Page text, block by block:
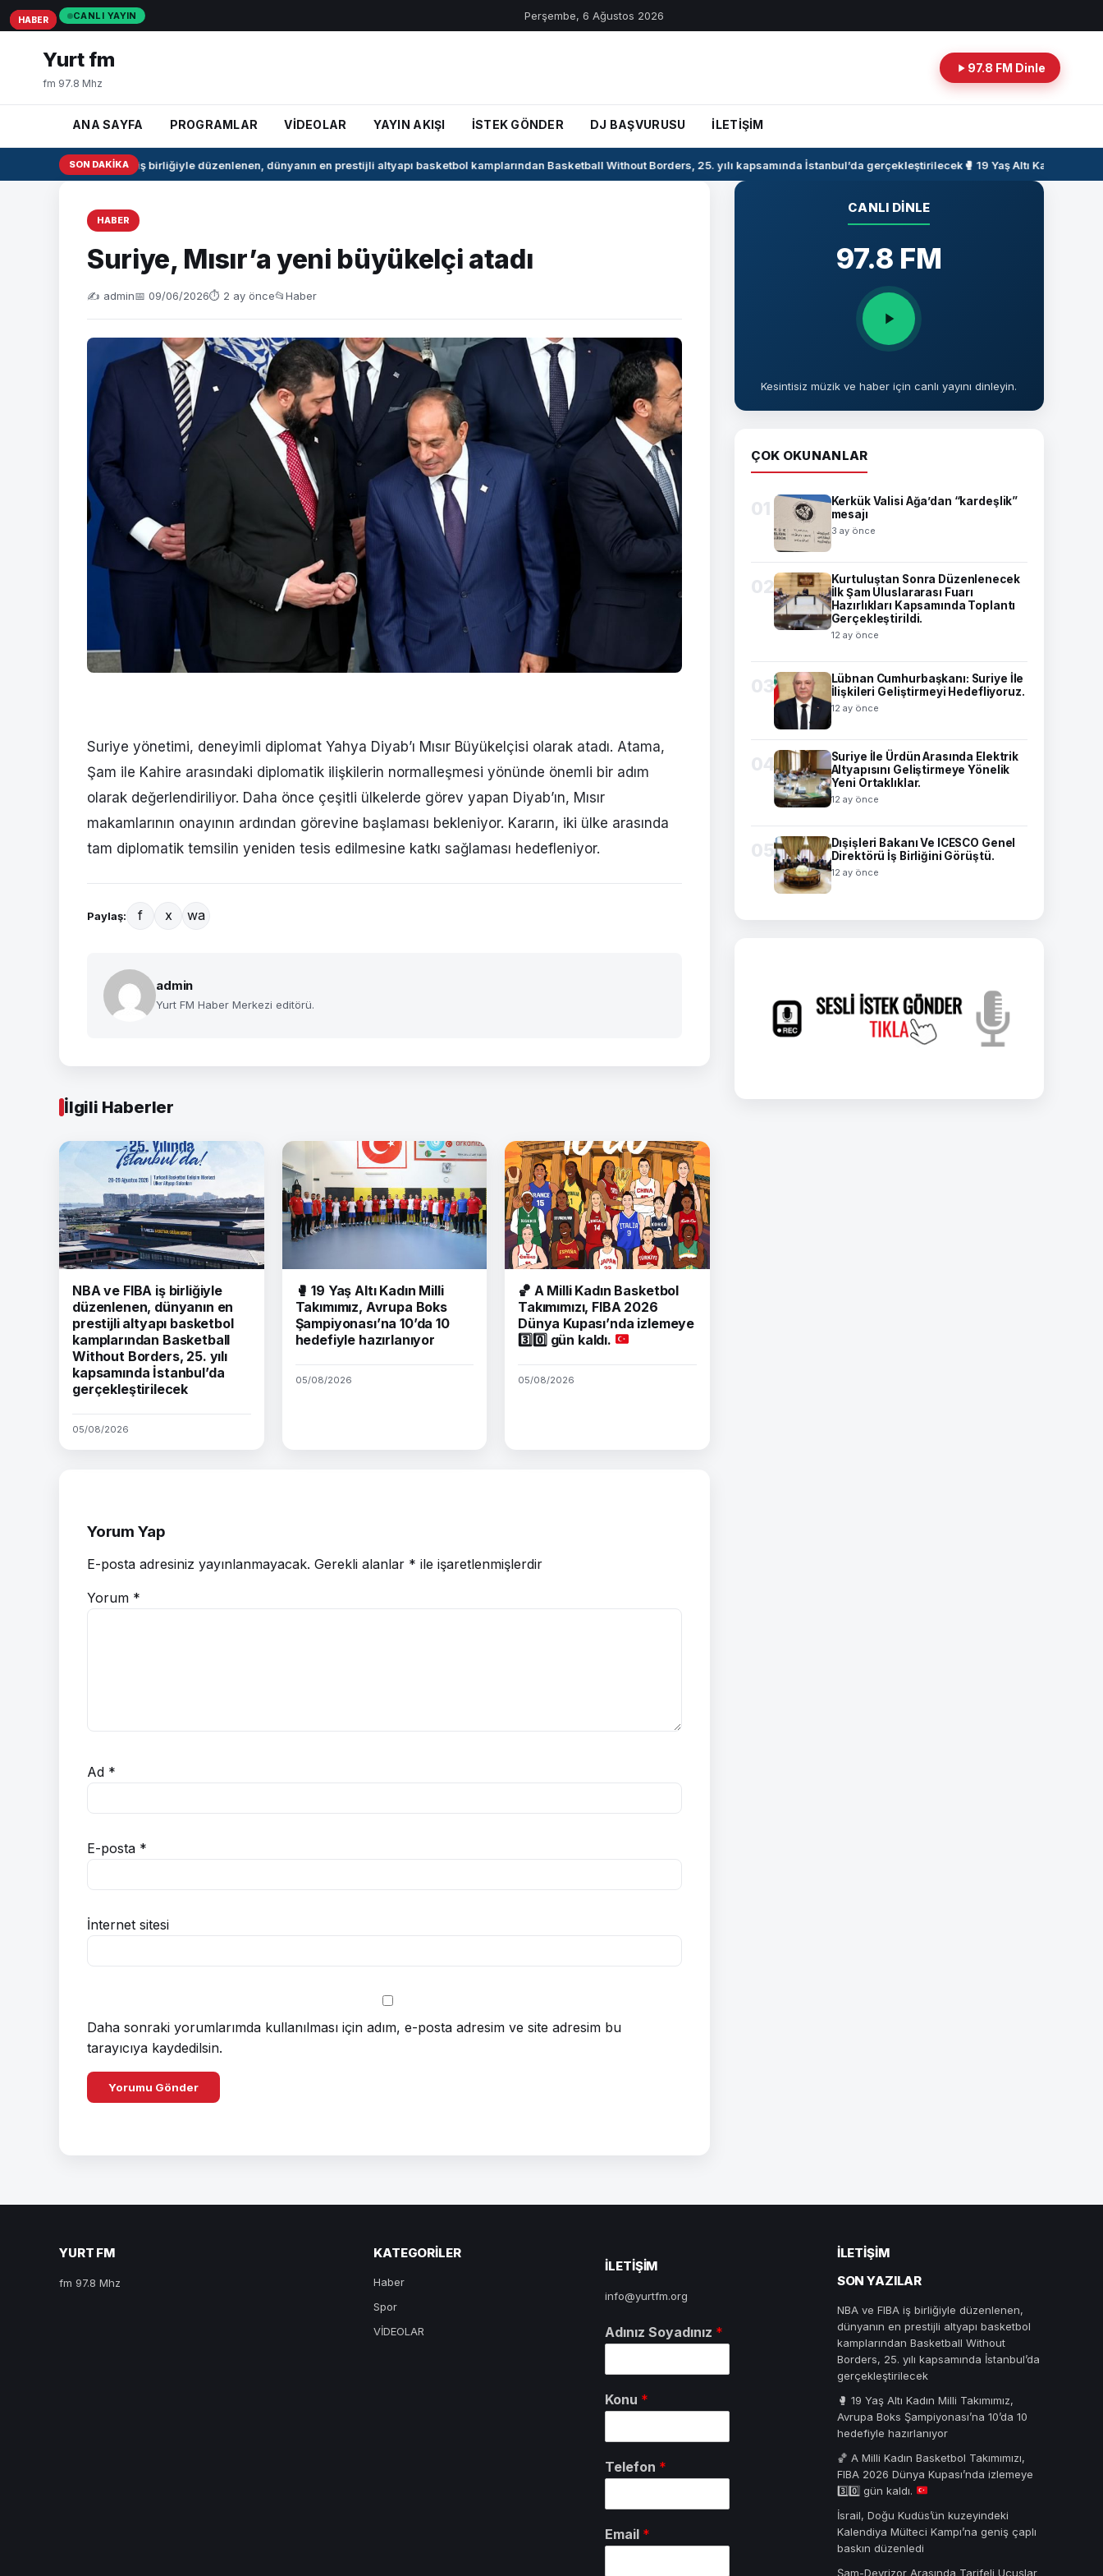
CANLI YAYIN Perşembe, 6 Ağustos 2026
Yurt fm
fm 97.8 Mhz
97.8 FM Dinle
ANA SAYFA PROGRAMLAR VİDEOLAR YAYIN AKIŞI İSTEK GÖNDER DJ BAŞVURUSU İLETİŞİM
SON DAKIKA
NBA ve FIBA iş birliğiyle düzenlenen, dünyanın en prestijli altyapı basketbol kamplarından Basketball Without Borders, 25. yılı kapsamında İstanbul’da gerçekleştirilecek🥊 19 Yaş Altı Kadın Milli
HABER
Suriye, Mısır’a yeni büyükelçi atadı
✍️ admin📅 09/06/2026⏱ 2 ay önce📂Haber
Suriye yönetimi, deneyimli diplomat Yahya Diyab’ı Mısır Büyükelçisi olarak atadı. Atama,
Şam ile Kahire arasındaki diplomatik ilişkilerin normalleşmesi yönünde önemli bir adım
olarak değerlendiriliyor. Daha önce çeşitli ülkelerde görev yapan Diyab’ın, Mısır
makamlarının onayının ardından görevine başlaması bekleniyor. Kararın, iki ülke arasında
tam diplomatik temsilin yeniden tesis edilmesine katkı sağlaması hedefleniyor.
Paylaş: f x wa
admin
Yurt FM Haber Merkezi editörü.
İlgili Haberler
HABER
NBA ve FIBA iş birliğiyle
düzenlenen, dünyanın en
prestijli altyapı basketbol
kamplarından Basketball
Without Borders, 25. yılı
kapsamında İstanbul’da
gerçekleştirilecek
05/08/2026
HABER
🥊 19 Yaş Altı Kadın Milli
Takımımız, Avrupa Boks
Şampiyonası’na 10’da 10
hedefiyle hazırlanıyor
05/08/2026
HABER
🏀 A Milli Kadın Basketbol
Takımımızı, FIBA 2026
Dünya Kupası’nda izlemeye
3️⃣0️⃣gün kaldı.
05/08/2026
Yorum Yap
E-posta adresiniz yayınlanmayacak. Gerekli alanlar * ile işaretlenmişlerdir
Yorum *
Ad *
E-posta *
İnternet sitesi
Daha sonraki yorumlarımda kullanılması için adım, e-posta adresim ve site adresim bu
tarayıcıya kaydedilsin.
CANLI DINLE
97.8 FM
Kesintisiz müzik ve haber için canlı yayını dinleyin.
ÇOK OKUNANLAR
01
Kerkük Valisi Ağa’dan “kardeşlik”
mesajı
3 ay önce
02
Kurtuluştan Sonra Düzenlenecek
İlk Şam Uluslararası Fuarı
Hazırlıkları Kapsamında Toplantı
Gerçekleştirildi.
12 ay önce
03
Lübnan Cumhurbaşkanı: Suriye İle
İlişkileri Geliştirmeyi Hedefliyoruz.
12 ay önce
04
Suriye İle Ürdün Arasında Elektrik
Altyapısını Geliştirmeye Yönelik
Yeni Ortaklıklar.
12 ay önce
05
Dışişleri Bakanı Ve ICESCO Genel
Direktörü İş Birliğini Görüştü.
12 ay önce
YURT FM
fm 97.8 Mhz
KATEGORILER
Haber
Spor
VİDEOLAR
ILETIŞIM
info@yurtfm.org
Adınız Soyadınız *
Konu *
Telefon *
Email *
İLETIŞIM
SON YAZILAR
NBA ve FIBA iş birliğiyle düzenlenen,
dünyanın en prestijli altyapı basketbol
kamplarından Basketball Without
Borders, 25. yılı kapsamında İstanbul’da
gerçekleştirilecek
🥊 19 Yaş Altı Kadın Milli Takımımız,
Avrupa Boks Şampiyonası’na 10’da 10
hedefiyle hazırlanıyor
🏀 A Milli Kadın Basketbol Takımımızı,
FIBA 2026 Dünya Kupası’nda izlemeye
3️⃣0️⃣gün kaldı.
İsrail, Doğu Kudüs’ün kuzeyindeki
Kalendiya Mülteci Kampı’na geniş çaplı
baskın düzenledi
Şam-Deyrizor Arasında Tarifeli Uçuşlar